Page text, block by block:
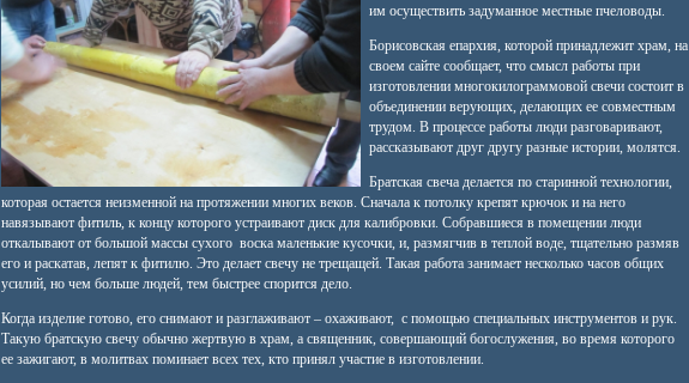
им осуществить задуманное местные пчеловоды.
Борисовская епархия, которой принадлежит храм, на
своем сайте сообщает, что смысл работы при
изготовлении многокилограммовой свечи состоит в
объединении верующих, делающих ее совместным
трудом. В процессе работы люди разговаривают,
рассказывают друг другу разные истории, молятся.
Братская свеча делается по старинной технологии,
которая остается неизменной на протяжении многих веков. Сначала к потолку крепят крючок и на него
навязывают фитиль, к концу которого устраивают диск для калибровки. Собравшиеся в помещении люди
откалывают от большой массы сухого воска маленькие кусочки, и, размягчив в теплой воде, тщательно размяв
его и раскатав, лепят к фитилю. Это делает свечу не трещащей. Такая работа занимает несколько часов общих
усилий, но чем больше людей, тем быстрее спорится дело.
Когда изделие готово, его снимают и разглаживают – охаживают, с помощью специальных инструментов и рук.
Такую братскую свечу обычно жертвую в храм, а священник, совершающий богослужения, во время которого
ее зажигают, в молитвах поминает всех тех, кто принял участие в изготовлении.